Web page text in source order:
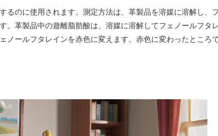
るのに使用されます。測定方法は、革製品を溶媒に溶解し、
。革製品中の遊離脂肪酸は、溶媒に溶解してフェノールフタ
ノールフタレインを赤色に変えます。赤色に変わったところ